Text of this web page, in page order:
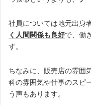
社員については地元出身
く人間関係も良好で、働
す。
ちなみに、販売店の雰囲
科の雰囲気や仕事のスピ
う声もあります。